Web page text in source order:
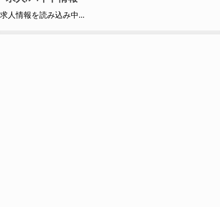
求人情報を読み込み中...